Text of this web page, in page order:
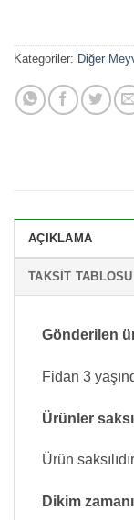
Kategoriler: Diğer
AÇIKLAMA
TAKSIT TABLOSU
Gönderilen
Fidan 3
Ürünler
Ürün
Dikim zamanı